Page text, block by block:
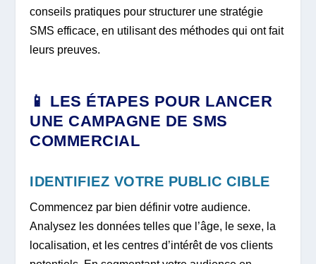
conseils pratiques pour structurer une stratégie
SMS efficace, en utilisant des méthodes qui ont fait
leurs preuves.
📱 LES ÉTAPES POUR LANCER
UNE CAMPAGNE DE SMS
COMMERCIAL
IDENTIFIEZ VOTRE PUBLIC CIBLE
Commencez par bien définir votre audience.
Analysez les données telles que l’âge, le sexe, la
localisation, et les centres d’intérêt de vos clients